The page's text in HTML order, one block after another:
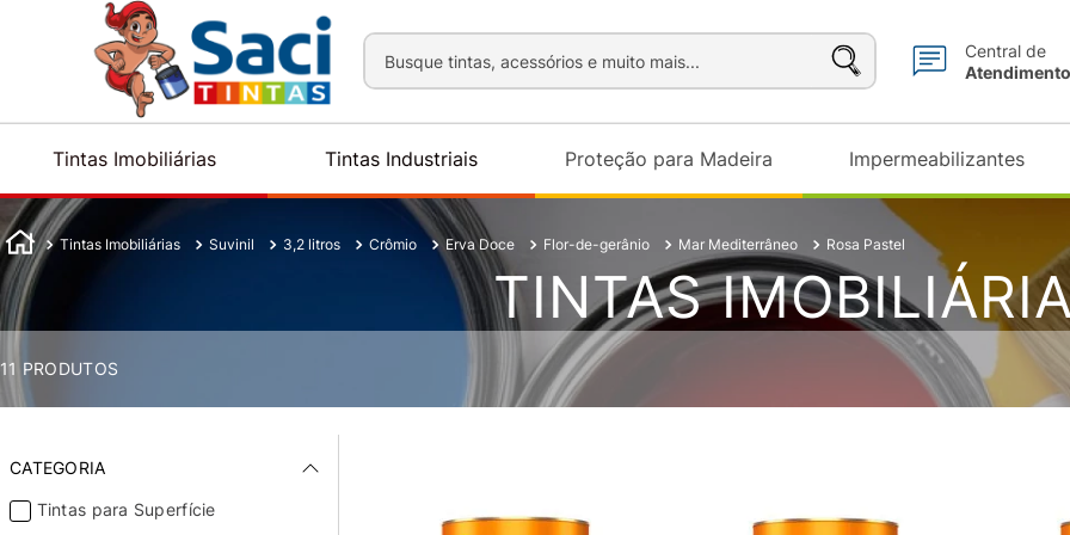
Busque tintas, acessórios e muito mais...
Central de
Atendimento
Tintas Imobiliárias Tintas Industriais Proteção para Madeira Impermeabilizantes
Tintas Imobiliárias Suvinil 3,2 litros Crômio Erva Doce Flor-de-gerânio Mar Mediterrâneo Rosa Pastel
TINTAS
11 PRODUTOS
CATEGORIA
Tintas para Superfície